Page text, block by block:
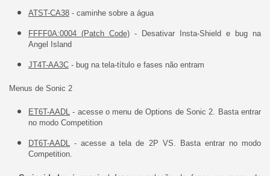
ATST-CA38- caminhe sobre a água
FFFF0A:0004 (Patch Code) - Desativar Insta-Shield e bug na
Angel Island
JT4T-AA3C- bug na tela-título e fases não entram
Menus de Sonic 2
ET6T-AADL- acesse o menu de Options de Sonic 2. Basta entrar
no modo Competition
DT6T-AADL- acesse a tela de 2P VS. Basta entrar no modo
Competition.